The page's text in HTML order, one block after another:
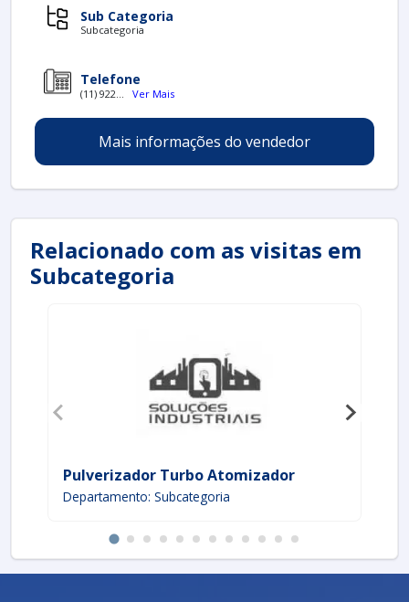
Sub Categoria
Subcategoria
Telefone
(11) 922... Ver Mais
Mais informações do vendedor
Relacionado com as visitas em
Subcategoria
Pulverizador Turbo Atomizador
Departamento: Subcategoria